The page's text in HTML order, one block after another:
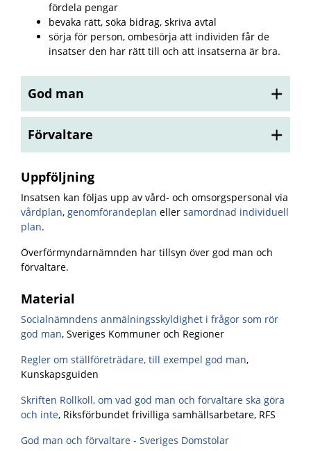
fördela pengar
bevaka rätt, söka bidrag, skriva avtal
sörja för person, ombesörja att individen får de
insatser den har rätt till och att insatserna är bra.
God man
Förvaltare
Uppföljning
Insatsen kan följas upp av vård- och omsorgspersonal via
vårdplan, genomförandeplan eller samordnad individuell
plan.
Överförmyndarnämnden har tillsyn över god man och
förvaltare.
Material
Socialnämndens anmälningsskyldighet i frågor som rör
god man, Sveriges Kommuner och Regioner
Regler om ställföreträdare, till exempel god man,
Kunskapsguiden
Skriften Rollkoll, om vad god man och förvaltare ska göra
och inte, Riksförbundet frivilliga samhällsarbetare, RFS
God man och förvaltare - Sveriges Domstolar